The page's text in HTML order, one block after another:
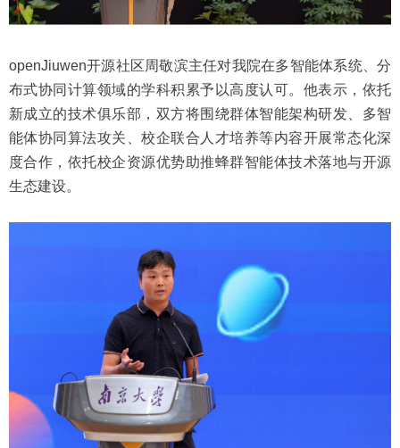
openJiuwen开源社区周敬滨主任对我院在多智能体系统、分
布式协同计算领域的学科积累予以高度认可。他表示，依托
新成立的技术俱乐部，双方将围绕群体智能架构研发、多智
能体协同算法攻关、校企联合人才培养等内容开展常态化深
度合作，依托校企资源优势助推蜂群智能体技术落地与开源
生态建设。